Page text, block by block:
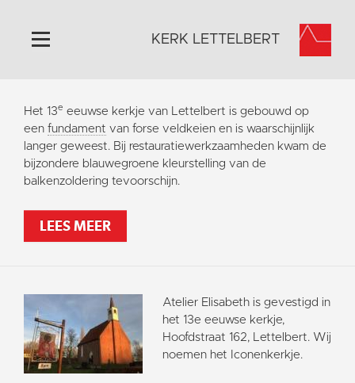
Home
Algemeen
Historie
Omgeving
Activiteiten
Steun ons
KERK LETTELBERT
Het 13e eeuwse kerkje van Lettelbert is gebouwd op
een fundament van forse veldkeien en is waarschijnlijk
langer geweest. Bij restauratiewerkzaamheden kwam de
bijzondere blauwegroene kleurstelling van de
balkenzoldering tevoorschijn.
LEES MEER
Atelier Elisabeth is gevestigd in
het 13e eeuwse kerkje,
Hoofdstraat 162, Lettelbert. Wij
noemen het Iconenkerkje.